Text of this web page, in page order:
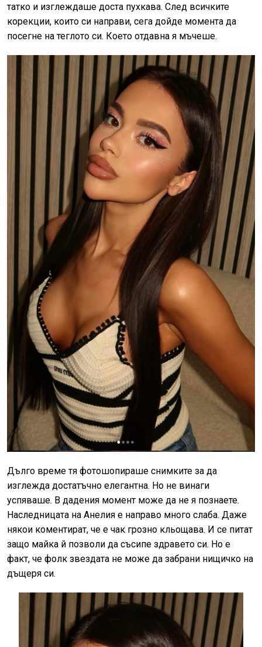
татко и изглеждаше доста пухкава. След всичките
корекции, които си направи, сега дойде момента да
посегне на теглото си. Което отдавна я мъчеше.
Дълго време тя фотошопираше снимките за да
изглежда достатъчно елегантна. Но не винаги
успяваше. В дадения момент може да не я познаете.
Наследницата на Анелия е направо много слаба. Даже
някои коментират, че е чак грозно кльощава. И се питат
защо майка й позволи да съсипе здравето си. Но е
факт, че фолк звездата не може да забрани нищичко на
дъщеря си.